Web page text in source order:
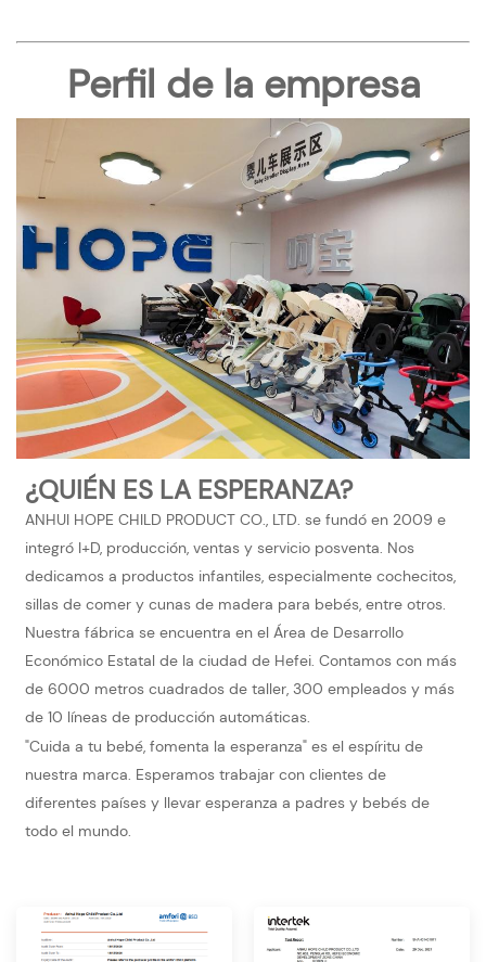
Perfil de la empresa
¿QUIÉN ES LA ESPERANZA?
ANHUI HOPE CHILD PRODUCT CO., LTD. se fundó en 2009 e
integró I+D, producción, ventas y servicio posventa. Nos
dedicamos a productos infantiles, especialmente cochecitos,
sillas de comer y cunas de madera para bebés, entre otros.
Nuestra fábrica se encuentra en el Área de Desarrollo
Económico Estatal de la ciudad de Hefei. Contamos con más
de 6000 metros cuadrados de taller, 300 empleados y más
de 10 líneas de producción automáticas.
"Cuida a tu bebé, fomenta la esperanza" es el espíritu de
nuestra marca. Esperamos trabajar con clientes de
diferentes países y llevar esperanza a padres y bebés de
todo el mundo.